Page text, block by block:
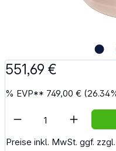
551,69 €
% EVP** 749,00 €
Preise inkl. MwSt. ggf.
Artikel Anzahl: